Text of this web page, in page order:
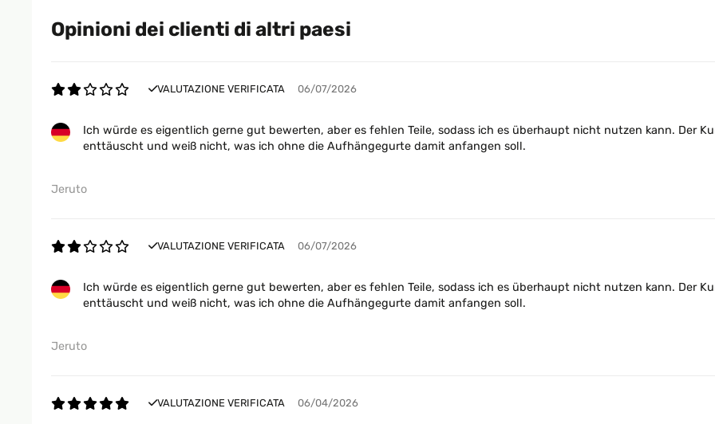
Opinioni dei clienti di altri paesi
VALUTAZIONE VERIFICATA 06/07/2026
Ich würde es eigentlich gerne gut bewerten, aber es fehlen Teile, sodass ich es überhaupt nicht nutzen kann. Der
enttäuscht und weiß nicht, was ich ohne die Aufhängegurte damit anfangen soll.
Jeruto
VALUTAZIONE VERIFICATA 06/07/2026
Ich würde es eigentlich gerne gut bewerten, aber es fehlen Teile, sodass ich es überhaupt nicht nutzen kann. Der
enttäuscht und weiß nicht, was ich ohne die Aufhängegurte damit anfangen soll.
Jeruto
VALUTAZIONE VERIFICATA 06/04/2026